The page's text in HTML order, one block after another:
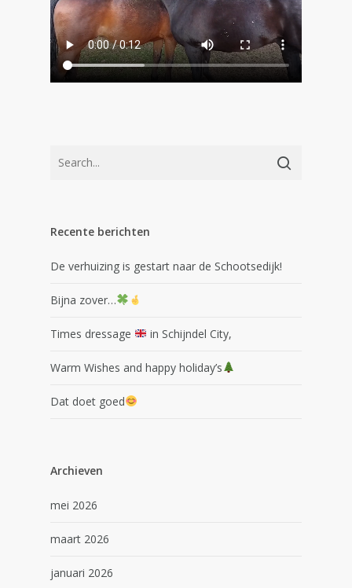
Recente berichten
De verhuizing is gestart naar de Schootsedijk!
Bijna zover…
Times dressage in Schijndel City,
Warm Wishes and happy holiday’s
Dat doet goed
Archieven
mei 2026
maart 2026
januari 2026